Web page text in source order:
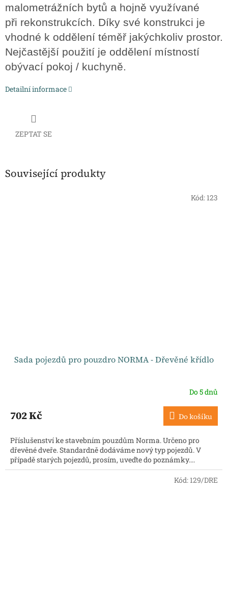
malometrážních bytů a hojně využívané
při rekonstrukcích. Díky své konstrukci je
vhodné k oddělení téměř jakýchkoliv prostor.
Nejčastější použití je oddělení místností
obývací pokoj / kuchyně.
Detailní informace
ZEPTAT SE
Související produkty
Sada pojezdů pro pouzdro NORMA - Dřevěné křídlo
Do 5 dnů
702 Kč Do košíku
Příslušenství ke stavebním pouzdům Norma. Určeno pro
dřevěné dveře. Standardně dodáváme nový typ pojezdů. V
případě starých pojezdů, prosím, uveďte do poznámky....
Kód: 123
Kód: 129/DRE